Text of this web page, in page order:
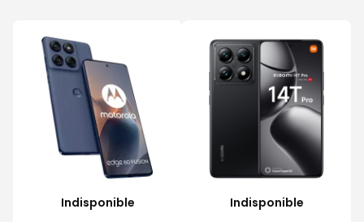
Indisponible
Indisponible